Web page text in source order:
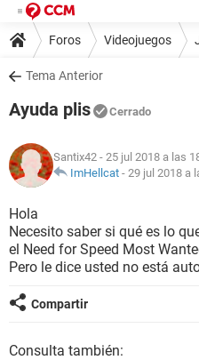
Foros Videojuegos
Tema Anterior
Ayuda plis Cerrado
Santix42 - 25 jul 2018 a las
ImHellcat - 29 jul 2018 a
Hola
Necesito saber si qué es lo
el Need for Speed Most
Pero le dice usted no está
Compartir
Consulta también: